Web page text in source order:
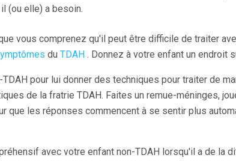
(ou elle) a besoin.
vous comprenez qu'il peut être difficile de traiter
du TDAH . Donnez à votre enfant un endroit
pour lui donner des techniques pour traiter de
de la fratrie TDAH. Faites un remue-méninges,
que les réponses commencent à se sentir plus
avec votre enfant non-TDAH lorsqu'il a de la